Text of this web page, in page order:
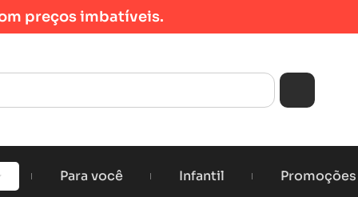
preços imbatíveis.
Para você Infantil Promoções